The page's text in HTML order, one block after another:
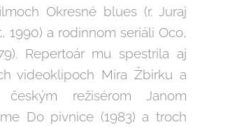
Okresné blues (r. Juraj
1990) a rodinnom seriáli Oco,
Repertoár mu spestrila aj
videoklipoch Mira Žbirku a
režisérom Janom
Do pivnice (1983) a troch